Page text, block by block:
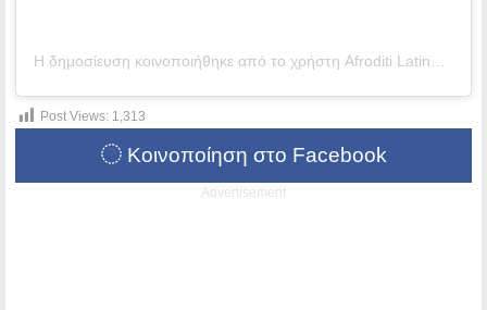
Post Views: 1,313
Κοινοποίηση στο Facebook
Advertisement